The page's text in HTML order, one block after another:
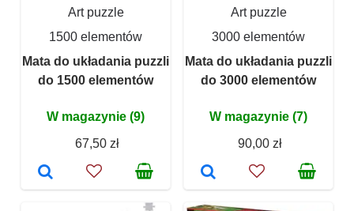
Art puzzle
1500 elementów
Mata do układania puzzli
do 1500 elementów
W magazynie (9)
67,50 zł
Art puzzle
3000 elementów
Mata do układania puzzli
do 3000 elementów
W magazynie (7)
90,00 zł